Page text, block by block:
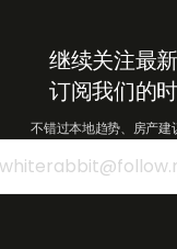
继续关注最
订阅我们的
不错过本地趋势、房产建